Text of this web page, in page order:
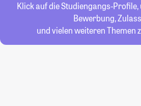
Klick auf die Studiengangs-
Bewerbung,
und vielen weiteren Themen